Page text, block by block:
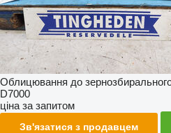
Облицювання до
D7000
ціна за запитом
Зв'язатися з продавцем